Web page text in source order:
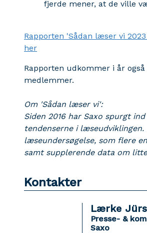
fjerde mener, at de ville
Rapporten 'Sådan læser vi
her
Rapporten udkommer i år også
medlemmer.
Om 'Sådan læser vi':
Siden 2016 har Saxo spurgt
tendenserne i
læseundersøgelse, som flere
samt supplerende data om
Kontakter
Lærke Jürs
Presse- &
Saxo